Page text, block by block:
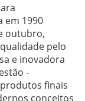
em 1990
outubro,
pelo
e inovadora
-
finais
conceitos